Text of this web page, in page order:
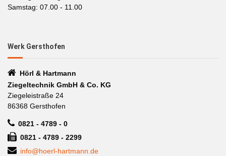
Samstag: 07.00 - 11.00
Werk Gersthofen
Hörl & Hartmann
Ziegeltechnik GmbH & Co. KG
Ziegeleistraße 24
86368 Gersthofen
0821 - 4789 - 0
0821 - 4789 - 2299
info@hoerl-hartmann.de